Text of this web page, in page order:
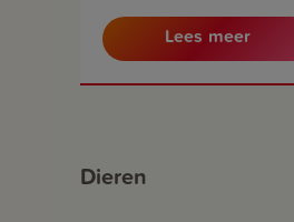
teken gedurende 6
maanden, vlooien
gedurende 16 weken en
doodt en weert
Lees meer
Dieren